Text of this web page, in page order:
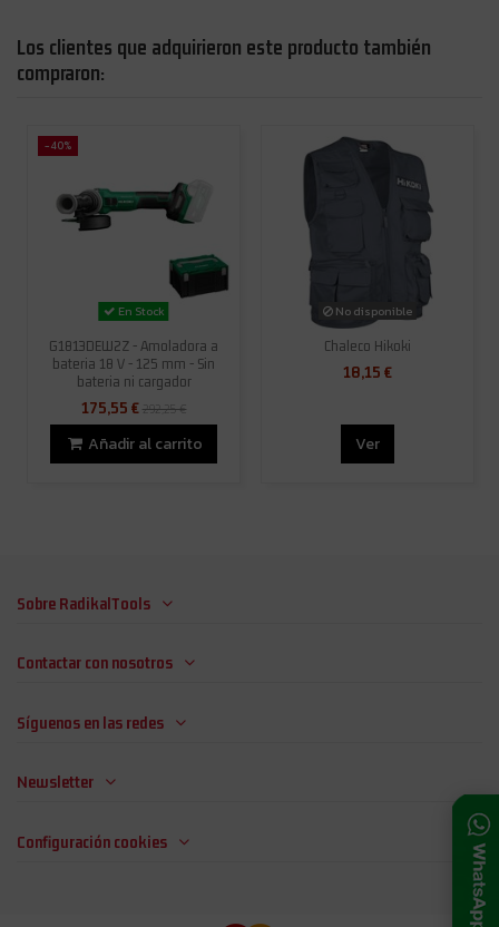
Los clientes que adquirieron este producto también
compraron:
-40%
En Stock
G1813DEW2Z - Amoladora a
bateria 18 V - 125 mm - Sin
bateria ni cargador
175,55 €292,25 €
Añadir al carrito
No disponible
Chaleco Hikoki
18,15 €
Ver
Sobre RadikalTools
Contactar con nosotros
Síguenos en las redes
Newsletter
Configuración cookies